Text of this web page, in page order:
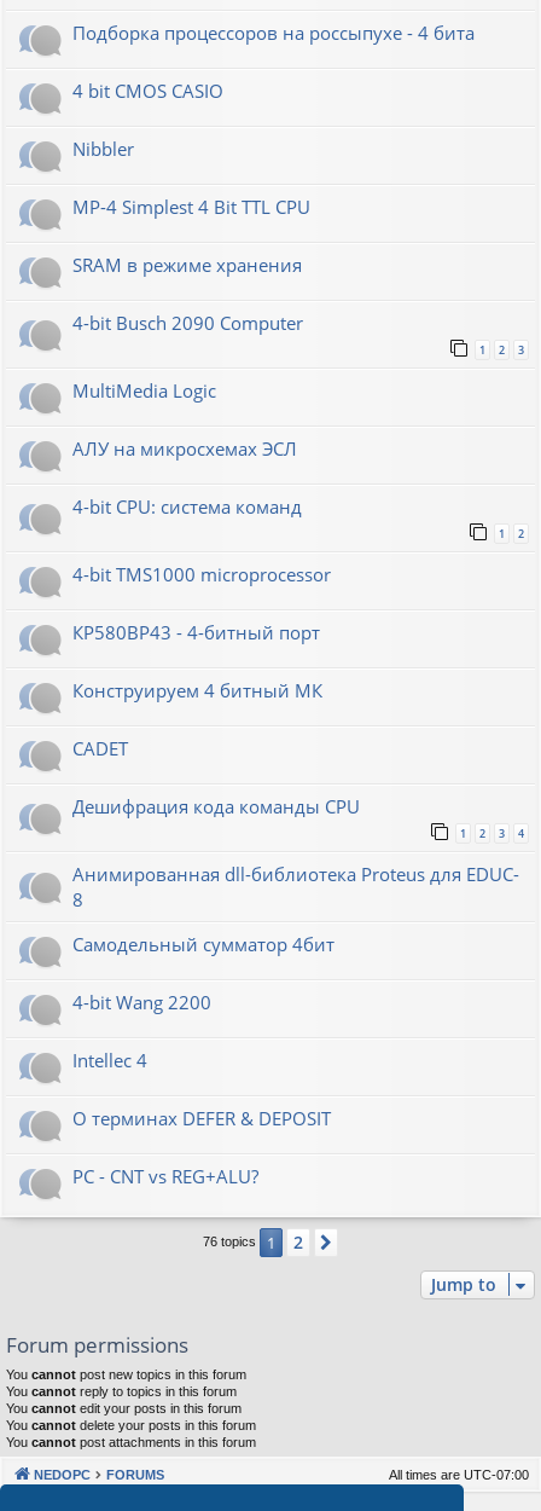
Подборка процессоров на россыпухе - 4 бита
4 bit CMOS CASIO
Nibbler
MP-4 Simplest 4 Bit TTL CPU
SRAM в режиме хранения
4-bit Busch 2090 Computer
1 2 3
MultiMedia Logic
АЛУ на микросхемах ЭСЛ
4-bit CPU: система команд
1 2
4-bit TMS1000 microprocessor
КР580ВР43 - 4-битный порт
Конструируем 4 битный МК
CADET
Дешифрация кода команды CPU
1 2 3 4
Анимированная dll-библиотека Proteus для EDUC-
8
Самодельный сумматор 4бит
4-bit Wang 2200
Intellec 4
О терминах DEFER & DEPOSIT
PC - CNT vs REG+ALU?
76 topics 1 2
Jump to
Forum permissions
You cannot post new topics in this forum
You cannot reply to topics in this forum
You cannot edit your posts in this forum
You cannot delete your posts in this forum
You cannot post attachments in this forum
NEDOPC FORUMS All times are UTC-07:00